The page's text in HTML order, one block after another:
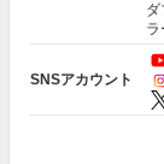
ラ
SNSアカウント